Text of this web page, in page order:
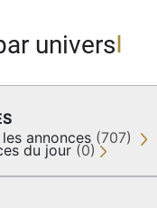
univers
annonces (707)
du jour (0)